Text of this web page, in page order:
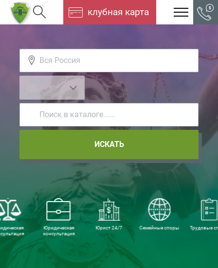
клубная карта
ИСКАТЬ
Юридическая
консультация
Юрист 24/7 Семейные споры Трудовые